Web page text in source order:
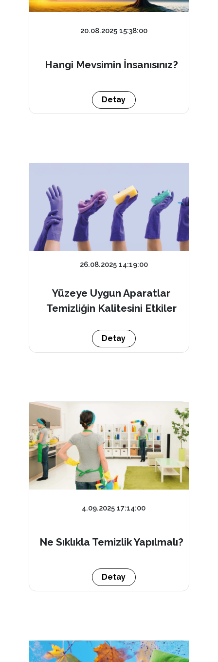
20.08.2025 15:38:00
Hangi Mevsimin İnsanısınız?
Detay
26.08.2025 14:19:00
Yüzeye Uygun Aparatlar
Temizliğin Kalitesini Etkiler
Detay
4.09.2025 17:14:00
Ne Sıklıkla Temizlik Yapılmalı?
Detay